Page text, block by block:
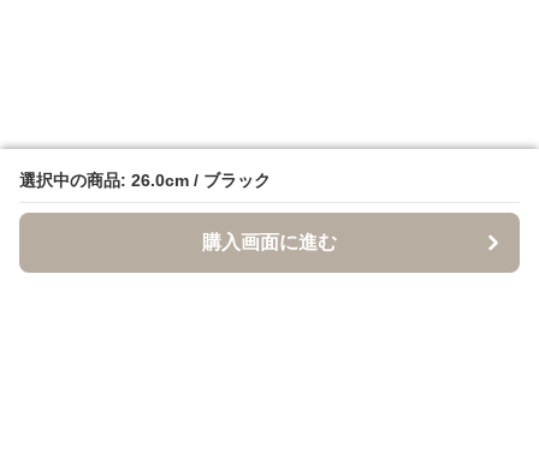
選択中の商品: 26.0cm / ブラック
購入画面に進む
選択中の商品: 26.0cm / ブラック
購入画面に進む